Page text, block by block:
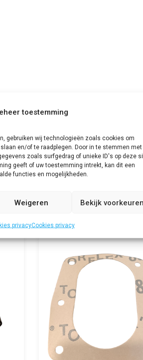
toestemming
gebruiken wij technologieën zoals cookies om
en/of te raadplegen. Door in te stemmen met
zoals surfgedrag of unieke ID's op deze
geeft of uw toestemming intrekt, kan dit een
functies en mogelijkheden.
Weigeren Bekijk
privacyCookies privacy